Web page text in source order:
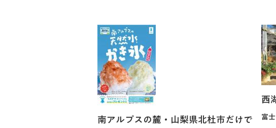
南アルプスの麓・山梨県北杜市だけで
西
富